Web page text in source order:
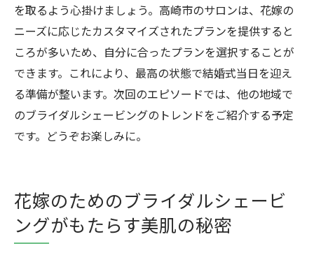
を取るよう心掛けましょう。高崎市のサロンは、花嫁の
ニーズに応じたカスタマイズされたプランを提供すると
ころが多いため、自分に合ったプランを選択することが
できます。これにより、最高の状態で結婚式当日を迎え
る準備が整います。次回のエピソードでは、他の地域で
のブライダルシェービングのトレンドをご紹介する予定
です。どうぞお楽しみに。
花嫁のためのブライダルシェービ
ングがもたらす美肌の秘密